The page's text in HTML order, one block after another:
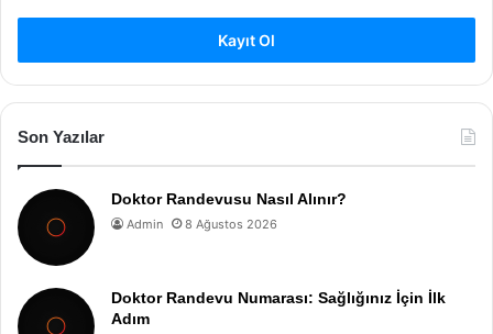
Kayıt Ol
Son Yazılar
Doktor Randevusu Nasıl Alınır?
Admin 8 Ağustos 2026
Doktor Randevu Numarası: Sağlığınız İçin İlk
Adım